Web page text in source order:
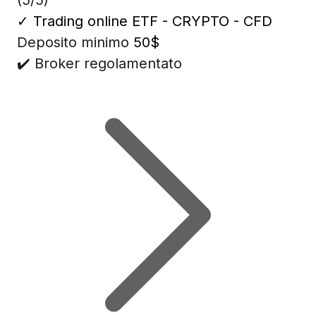
✓ Trading online ETF - CRYPTO - CFD
Deposito minimo 50$
✔️ Broker regolamentato